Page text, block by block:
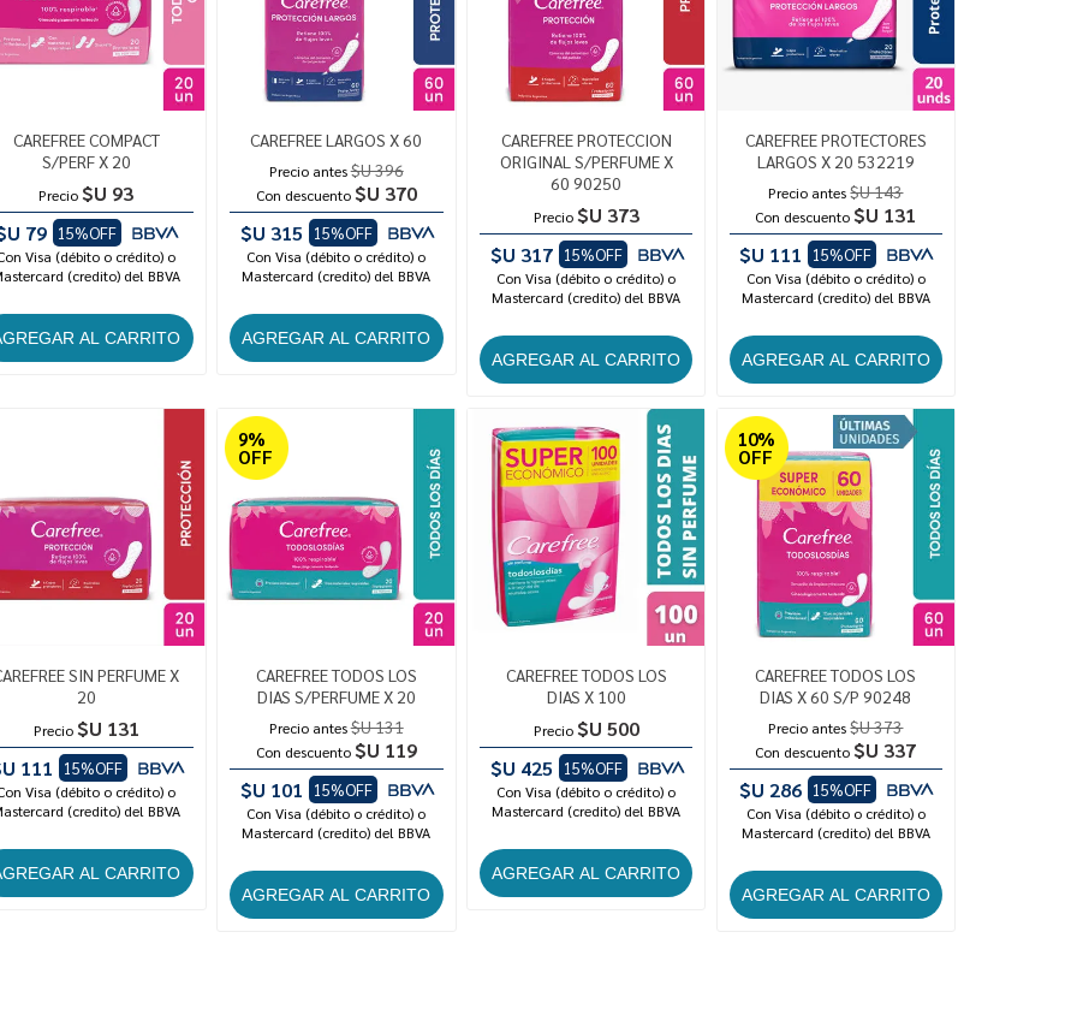
CAREFREE COMPACT
S/PERF X 20
Precio $U 93
79 15%OFF
Visa (débito o crédito) o
(credito) del BBVA
CAREFREE LARGOS X 60
Precio antes$U 396
Con descuento $U 370
$U 315
15%OFF
Con Visa (débito o crédito) o
Mastercard (credito) del BBVA
CAREFREE PROTECCION
ORIGINAL S/PERFUME X
60 90250
Precio $U 373
$U 317
15%OFF
Con Visa (débito o crédito) o
Mastercard (credito) del BBVA
CAREFREE PROTECTORES
LARGOS X 20 532219
Precio antes $U 143
Con descuento $U 131
$U 111
15%OFF
Con Visa (débito o crédito) o
Mastercard (credito) del BBVA
SIN PERFUME X
20
Precio $U 131
111
15%OFF
Visa (débito o crédito) o
(credito) del BBVA
9%
OFF
CAREFREE TODOS LOS
DIAS S/PERFUME X 20
Precio antes$U 131
Con descuento $U 119
$U 101
15%OFF
Con Visa (débito o crédito) o
Mastercard (credito) del BBVA
CAREFREE TODOS LOS
DIAS X 100
Precio $U 500
$U 425
15%OFF
Con Visa (débito o crédito) o
Mastercard (credito) del BBVA
10%
OFF
CAREFREE TODOS LOS
DIAS X 60 S/P 90248
Precio antes $U 373
Con descuento $U 337
$U 286 15%OFF
Con Visa (débito o crédito) o
Mastercard (credito) del BBVA